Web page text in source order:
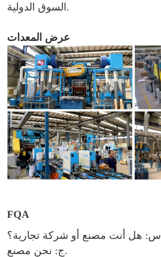
السوق الدولية.
عرض المعدات
FQA
س: هل أنت مصنع أو شركة تجارية؟
ج: نحن مصنع.